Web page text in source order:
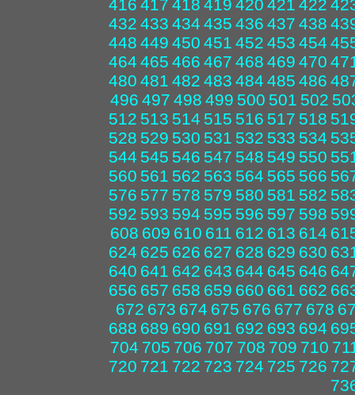
416 417 418 419 420 421 422
432 433 434 435 436 437 438
448 449 450 451 452 453 454
464 465 466 467 468 469 470
480 481 482 483 484 485 486
496 497 498 499 500 501 502
512 513 514 515 516 517 518
528 529 530 531 532 533 534
544 545 546 547 548 549 550
560 561 562 563 564 565 566
576 577 578 579 580 581 582
592 593 594 595 596 597 598
608 609 610 611 612 613 614
624 625 626 627 628 629 630
640 641 642 643 644 645 646
656 657 658 659 660 661 662
672 673 674 675 676 677 678
688 689 690 691 692 693 694
704 705 706 707 708 709 710
720 721 722 723 724 725 726